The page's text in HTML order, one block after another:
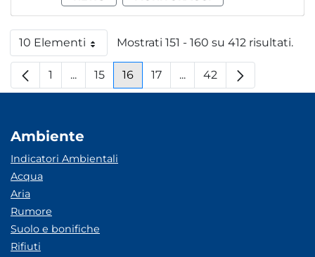
10 ElementiPer paginaMostrati 151 - 160 su 412 risultati.
Pagina
1 ...Pagine intermedie
Pagina
15 Pagina
16 Pagina
17 ...Pagine intermedie
Pagina
42
Ambiente
Indicatori Ambientali
Acqua
Aria
Rumore
Suolo e bonifiche
Rifiuti